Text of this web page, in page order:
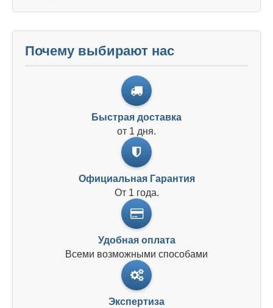
Почему выбирают нас
Быстрая доставка
от 1 дня.
Официальная Гарантия
От 1 года.
Удобная оплата
Всеми возможными способами
Экспертиза